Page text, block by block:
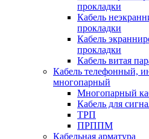
прокладки
Кабель
прокладки
Кабель
прокладки
Кабель витая
Кабель телефонный,
многопарный
Многопарный
Кабель для
ТРП
ПРППМ
Кабельная арматура